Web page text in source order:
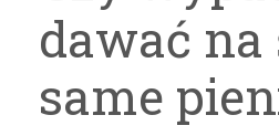
dawać na
same